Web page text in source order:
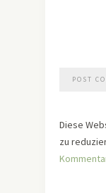
Diese
zu